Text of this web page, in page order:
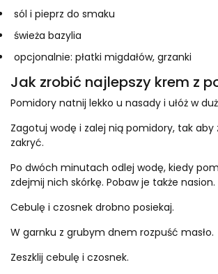
sól i pieprz do smaku
świeża bazylia
opcjonalnie: płatki migdałów, grzanki
Jak zrobić najlepszy krem z
Pomidory natnij lekko u nasady i ułóż w
Zagotuj wodę i zalej nią pomidory, tak aby
zakryć.
Po dwóch minutach odlej wodę, kiedy
zdejmij nich skórkę. Pobaw je także nasion.
Cebulę i czosnek drobno posiekaj.
W garnku z grubym dnem rozpuść masło.
Zeszklij cebulę i czosnek.